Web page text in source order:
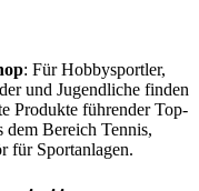
: Für Hobbysportler,
und Jugendliche finden
Produkte führender Top-
Bereich Tennis,
für Sportanlagen.